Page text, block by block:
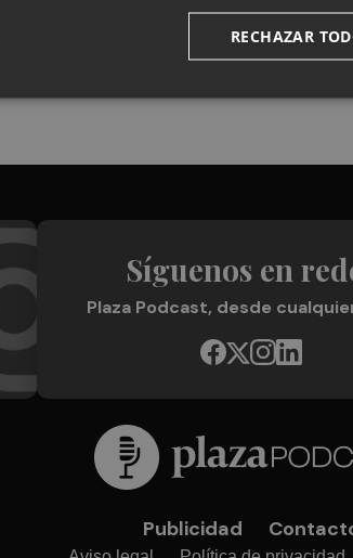
Plaza Podcast en tu
Síguenos en
Plaza Podcast, desde
Publicidad
RECHAZAR